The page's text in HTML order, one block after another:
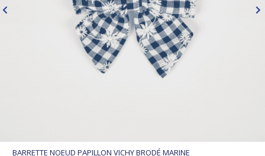
BARRETTE NOEUD PAPILLON VICHY BRODÉ MARINE